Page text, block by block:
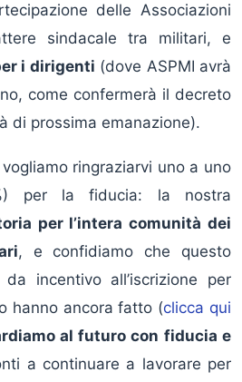
delle Associazioni
sindacale tra militari, e
i dirigenti (dove ASPMI avrà
come confermerà il decreto
di prossima emanazione).
ringraziarvi uno a uno
per la fiducia: la nostra
per l’intera comunità dei
, e confidiamo che questo
incentivo all’iscrizione per
hanno ancora fatto (clicca qui
al futuro con fiducia e
a continuare a lavorare per